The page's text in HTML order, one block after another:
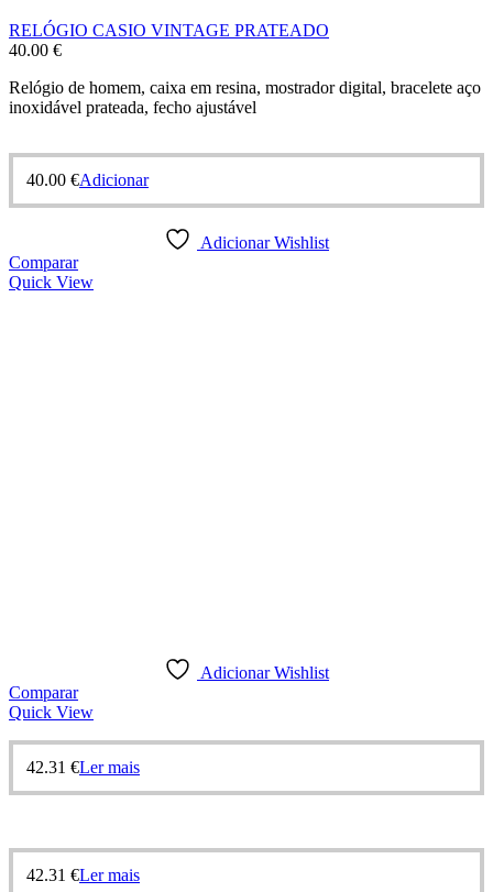
RELÓGIO CASIO VINTAGE PRATEADO
40.00 €
Relógio de homem, caixa em resina, mostrador digital, bracelete aço
inoxidável prateada, fecho ajustável
40.00 €Adicionar
Adicionar Wishlist
Comparar
Quick View
Adicionar Wishlist
Comparar
Quick View
42.31 €Ler mais
42.31 €Ler mais